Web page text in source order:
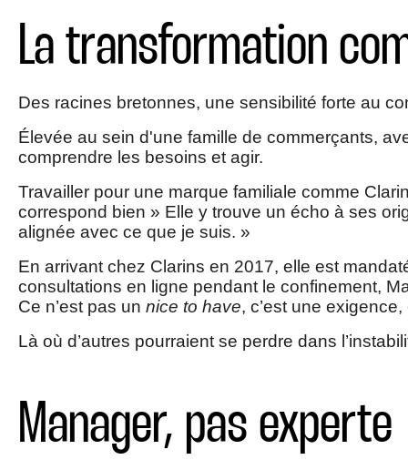
La transformation
Des racines bretonnes, une sensibilité forte au
Élevée au sein d'une famille de commerçants,
comprendre les besoins et agir.
Travailler pour une marque familiale comme
correspond bien » Elle y trouve un écho à ses
alignée avec ce que je suis. »
En arrivant chez Clarins en 2017, elle est
consultations en ligne pendant le confinement,
Ce n’est pas un nice to have, c’est une
Là où d’autres pourraient se perdre dans
Manager, pas experte